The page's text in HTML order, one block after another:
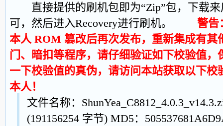
直接提供的刷机包即为“Zip”包，下载来
可，然后进入Recovery进行刷机。 警告
本人 ROM 篡改后再次发布，重新集成有其
门、暗扣等程序，请仔细验证如下校验值，
一下校验值的真伪，请访问本站获取以下校
本人！
文件名称：
(191156254 字节) MD5：